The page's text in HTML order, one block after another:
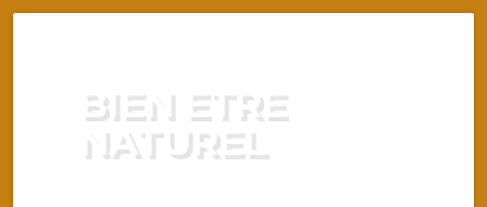
BIEN ETRE
NATUREL